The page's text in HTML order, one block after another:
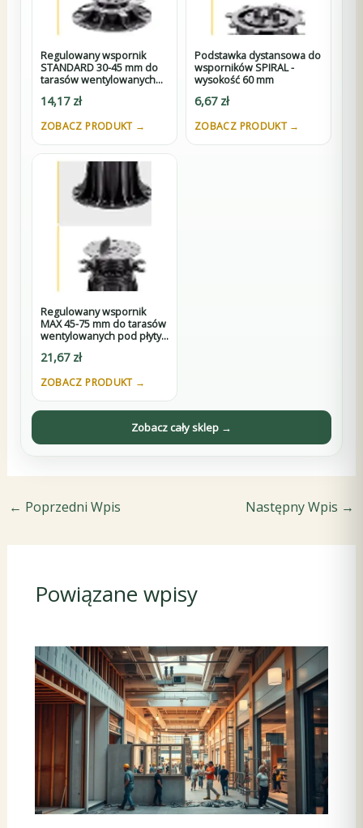
Regulowany wspornik
STANDARD 30-45 mm do
tarasów wentylowanych
14,17 zł
ZOBACZ PRODUKT →
Podstawka dystansowa do
wsporników SPIRAL -
wysokość 60 mm
6,67 zł
ZOBACZ PRODUKT →
Regulowany wspornik
MAX 45-75 mm do tarasów
wentylowanych pod płyty
21,67 zł
ZOBACZ PRODUKT →
Zobacz cały sklep →
← Poprzedni Wpis Następny Wpis →
Powiązane wpisy